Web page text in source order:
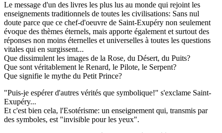
Le message d'un des livres les plus lus au monde qui rejoint les
enseignements traditionnels de toutes les civilisations: Sans nul
doute parce que ce chef-d'oeuvre de Saint-Exupéry non seulement
évoque des thèmes éternels, mais apporte également et surtout des
réponses non moins éternelles et universelles à toutes les questions
vitales qui en surgissent...
Que dissimulent les images de la Rose, du Désert, du Puits?
Que sont véritablement le Renard, le Pilote, le Serpent?
Que signifie le mythe du Petit Prince?
"Puis-je espérer d'autres vérités que symbolique!" s'exclame Saint-
Exupéry...
Et c'est bien cela, l'Esotérisme: un enseignement qui, transmis par
des symboles, est "invisible pour les yeux".